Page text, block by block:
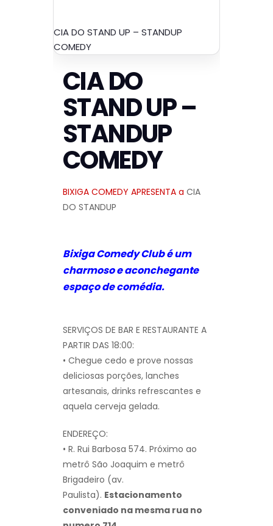
CIA DO STAND UP – STANDUP
COMEDY
CIA DO
STAND UP –
STANDUP
COMEDY
BIXIGA COMEDY APRESENTA a CIA
DO STANDUP
Bixiga Comedy Club é um
charmoso e aconchegante
espaço de comédia.
SERVIÇOS DE BAR E RESTAURANTE A
PARTIR DAS 18:00:
• Chegue cedo e prove nossas
deliciosas porções, lanches
artesanais, drinks refrescantes e
aquela cerveja gelada.
ENDEREÇO:
• R. Rui Barbosa 574. Próximo ao
metrô São Joaquim e metrô
Brigadeiro (av.
Paulista). Estacionamento
conveniado na mesma rua no